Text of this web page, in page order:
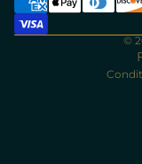
©
Conditions
Politique